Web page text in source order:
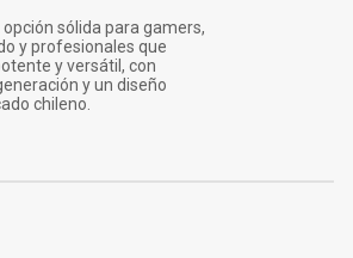
sólida para gamers,
y profesionales que
y versátil, con
y un diseño
chileno.